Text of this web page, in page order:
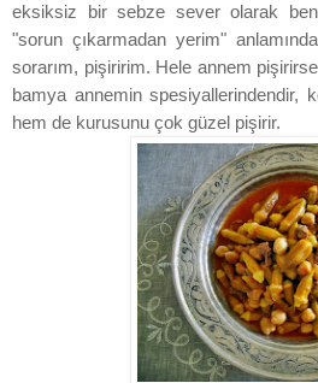
eksiksiz bir sebze sever olarak
"sorun çıkarmadan yerim"
sorarım, pişiririm. Hele annem
bamya annemin spesiyallerindendir,
hem de kurusunu çok güzel pişirir.